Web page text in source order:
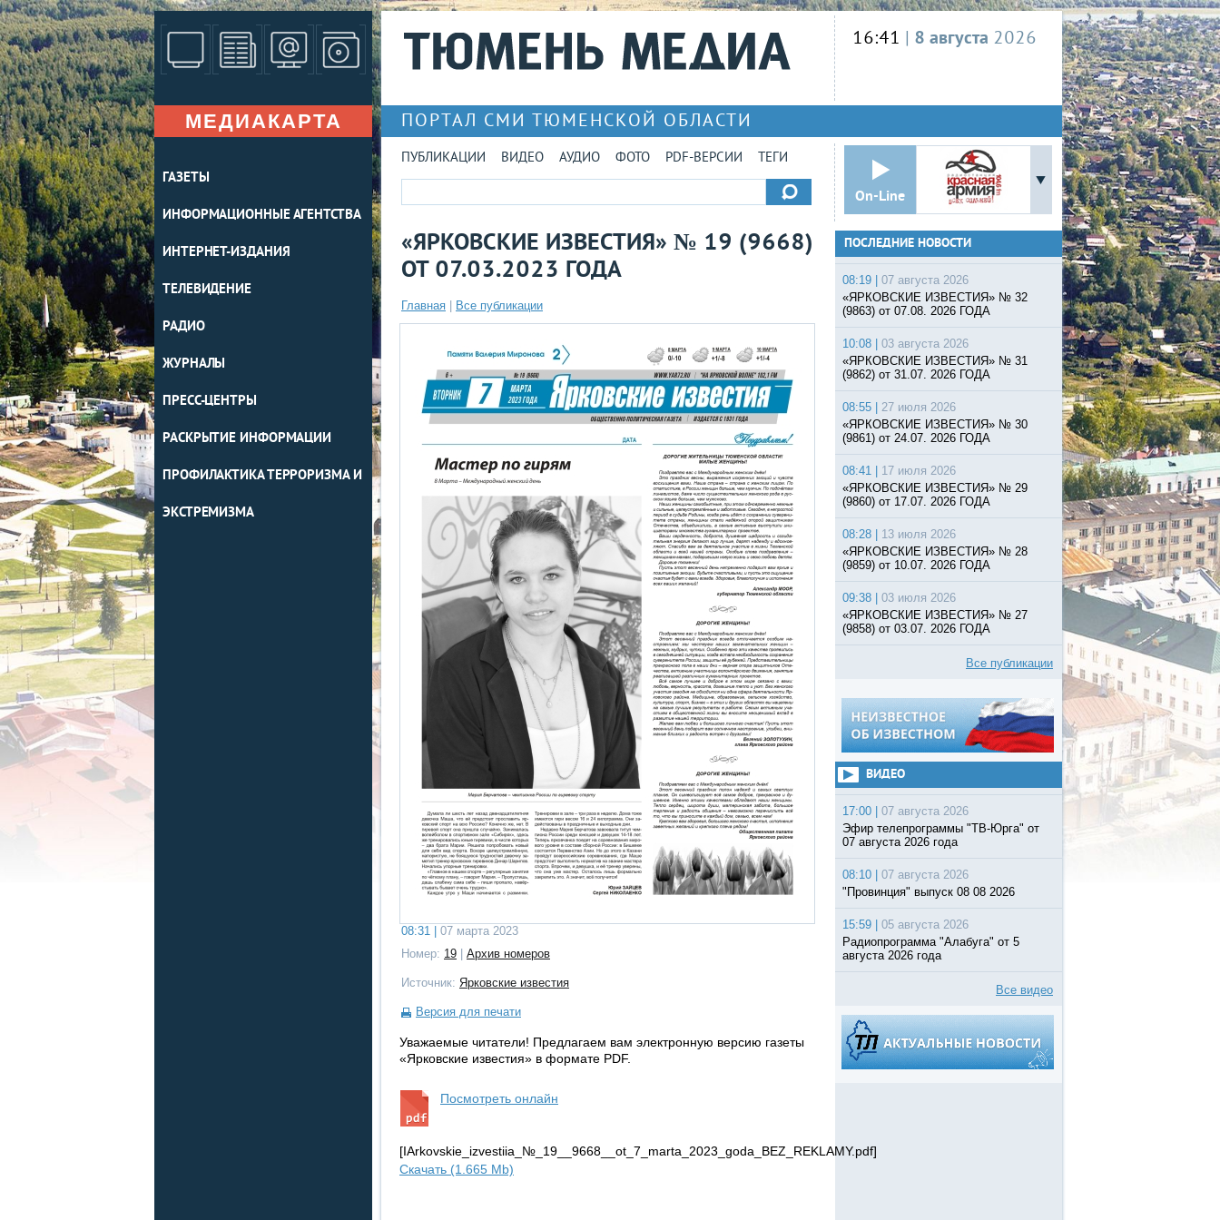
МЕДИАКАРТА
ГАЗЕТЫ
ИНФОРМАЦИОННЫЕ АГЕНТСТВА
ИНТЕРНЕТ-ИЗДАНИЯ
ТЕЛЕВИДЕНИЕ
РАДИО
ЖУРНАЛЫ
ПРЕСС-ЦЕНТРЫ
РАСКРЫТИЕ ИНФОРМАЦИИ
ПРОФИЛАКТИКА ТЕРРОРИЗМА И
ЭКСТРЕМИЗМА
16:41 | 8 августа 2026
ПОРТАЛ СМИ ТЮМЕНСКОЙ ОБЛАСТИ
ПУБЛИКАЦИИ ВИДЕО АУДИО ФОТО PDF-ВЕРСИИ ТЕГИ
On-Line
«ЯРКОВСКИЕ ИЗВЕСТИЯ» № 19 (9668)
ОТ 07.03.2023 ГОДА
Главная Все публикации
08:31 |
07 марта 2023
Номер: 19 Архив номеров
Источник: Ярковские известия
Версия для печати
Уважаемые читатели! Предлагаем вам электронную версию газеты
«Ярковские известия» в формате PDF.
Посмотреть онлайн
[IArkovskie_izvestiia_№_19__9668__ot_7_marta_2023_goda_BEZ_REKLAMY.pdf]
Скачать (1.665 Mb)
ПОСЛЕДНИЕ НОВОСТИ
08:19 |
07 августа 2026
«ЯРКОВСКИЕ ИЗВЕСТИЯ» № 32
(9863) от 07.08. 2026 ГОДА
10:08 |
03 августа 2026
«ЯРКОВСКИЕ ИЗВЕСТИЯ» № 31
(9862) от 31.07. 2026 ГОДА
08:55 |
27 июля 2026
«ЯРКОВСКИЕ ИЗВЕСТИЯ» № 30
(9861) от 24.07. 2026 ГОДА
08:41 |
17 июля 2026
«ЯРКОВСКИЕ ИЗВЕСТИЯ» № 29
(9860) от 17.07. 2026 ГОДА
08:28 |
13 июля 2026
«ЯРКОВСКИЕ ИЗВЕСТИЯ» № 28
(9859) от 10.07. 2026 ГОДА
09:38 |
03 июля 2026
«ЯРКОВСКИЕ ИЗВЕСТИЯ» № 27
(9858) от 03.07. 2026 ГОДА
Все публикации
ВИДЕО
17:00 |
07 августа 2026
Эфир телепрограммы "ТВ-Юрга" от
07 августа 2026 года
08:10 |
07 августа 2026
"Провинция" выпуск 08 08 2026
15:59 |
05 августа 2026
Радиопрограмма "Алабуга" от 5
августа 2026 года
Все видео